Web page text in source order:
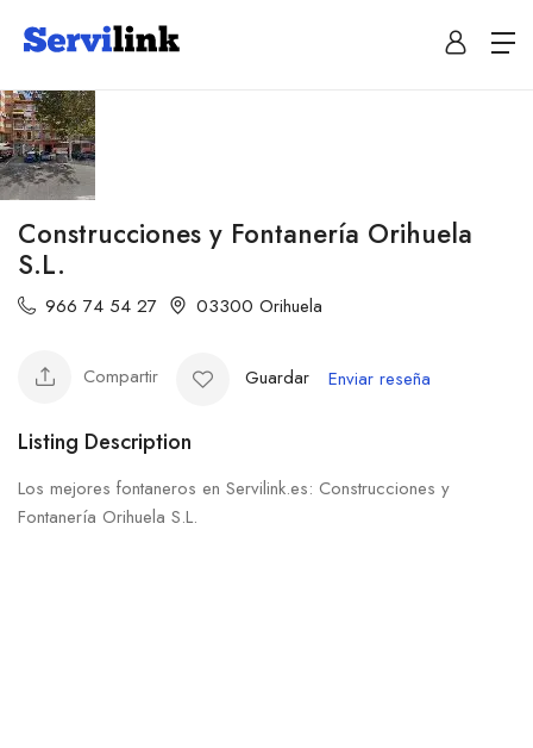
Construcciones y Fontanería Orihuela
S.L.
966 74 54 27 03300 Orihuela
Compartir Guardar Enviar reseña
Listing Description
Los mejores fontaneros en Servilink.es: Construcciones y
Fontanería Orihuela S.L.